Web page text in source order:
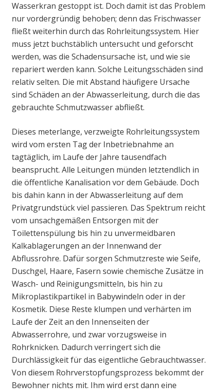
Wasserkran gestoppt ist. Doch damit ist das Problem
nur vordergründig behoben; denn das Frischwasser
fließt weiterhin durch das Rohrleitungssystem. Hier
muss jetzt buchstäblich untersucht und geforscht
werden, was die Schadensursache ist, und wie sie
repariert werden kann. Solche Leitungsschäden sind
relativ selten. Die mit Abstand häufigere Ursache
sind Schäden an der Abwasserleitung, durch die das
gebrauchte Schmutzwasser abfließt.
Dieses meterlange, verzweigte Rohrleitungssystem
wird vom ersten Tag der Inbetriebnahme an
tagtäglich, im Laufe der Jahre tausendfach
beansprucht. Alle Leitungen münden letztendlich in
die öffentliche Kanalisation vor dem Gebäude. Doch
bis dahin kann in der Abwasserleitung auf dem
Privatgrundstück viel passieren. Das Spektrum reicht
vom unsachgemäßen Entsorgen mit der
Toilettenspülung bis hin zu unvermeidbaren
Kalkablagerungen an der Innenwand der
Abflussrohre. Dafür sorgen Schmutzreste wie Seife,
Duschgel, Haare, Fasern sowie chemische Zusätze in
Wasch- und Reinigungsmitteln, bis hin zu
Mikroplastikpartikel in Babywindeln oder in der
Kosmetik. Diese Reste klumpen und verhärten im
Laufe der Zeit an den Innenseiten der
Abwasserrohre, und zwar vorzugsweise in
Rohrknicken. Dadurch verringert sich die
Durchlässigkeit für das eigentliche Gebrauchtwasser.
Von diesem Rohrverstopfungsprozess bekommt der
Bewohner nichts mit. Ihm wird erst dann eine